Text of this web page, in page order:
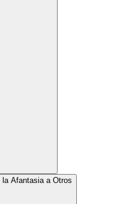
la Afantasia a Otros